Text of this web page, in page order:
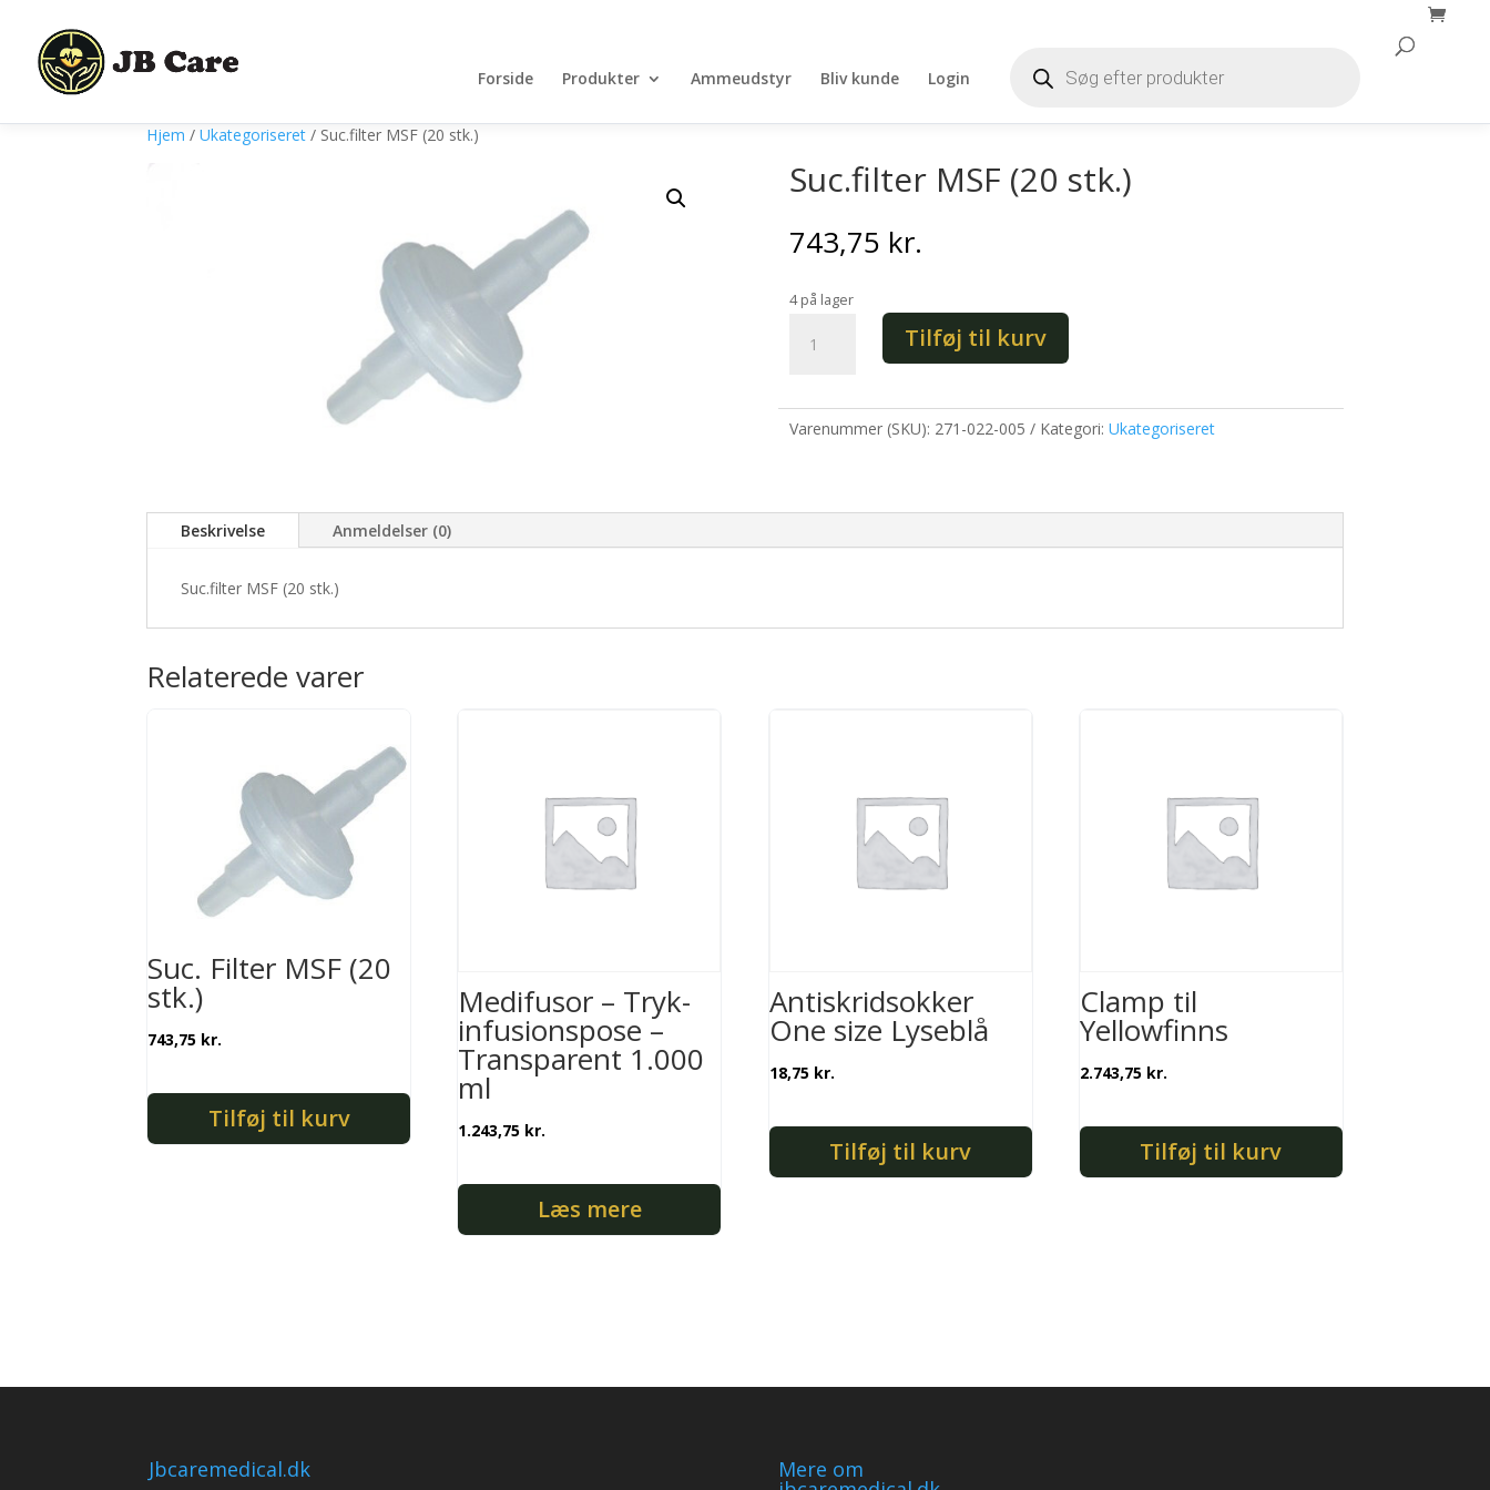
Forside Produkter Ammeudstyr Bliv kunde Login search
Hjem / Ukategoriseret / Suc.filter MSF (20 stk.)
Suc.filter MSF (20 stk.)
743,75 kr.
4 på lager
MSF
antal
Tilføj til kurv
Varenummer (SKU): 271-022-005 Kategori: Ukategoriseret
Beskrivelse Anmeldelser (0)
Suc.filter MSF (20 stk.)
Relaterede varer
Suc. Filter MSF (20
stk.)
743,75 kr.
Tilføj til kurv
Medifusor – Tryk-
infusionspose –
Transparent 1.000
ml
1.243,75 kr.
Læs mere
Antiskridsokker
One size Lyseblå
18,75 kr.
Tilføj til kurv
Clamp til
Yellowfinns
2.743,75 kr.
Tilføj til kurv
Jbcaremedical.dk Mere om